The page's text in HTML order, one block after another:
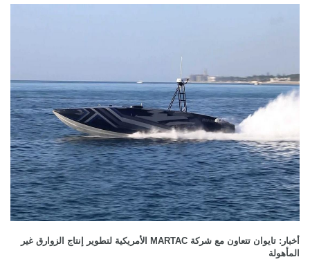
أخبار: تايوان تتعاون مع شركة MARTAC الأمريكية لتطوير إنتاج الزوارق غير
المأهولة